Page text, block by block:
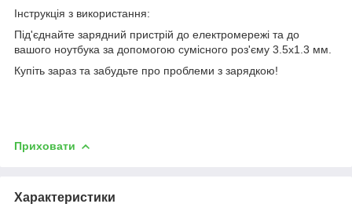
Інструкція з використання:
Під'єднайте зарядний пристрій до електромережі та до
вашого ноутбука за допомогою сумісного роз'єму 3.5х1.3 мм.
Купіть зараз та забудьте про проблеми з зарядкою!
Приховати
Характеристики